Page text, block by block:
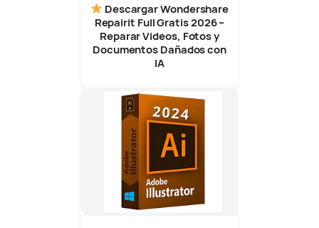
Descargar Wondershare
Repairit Full Gratis 2026 –
Reparar Videos, Fotos y
Documentos Dañados con
IA